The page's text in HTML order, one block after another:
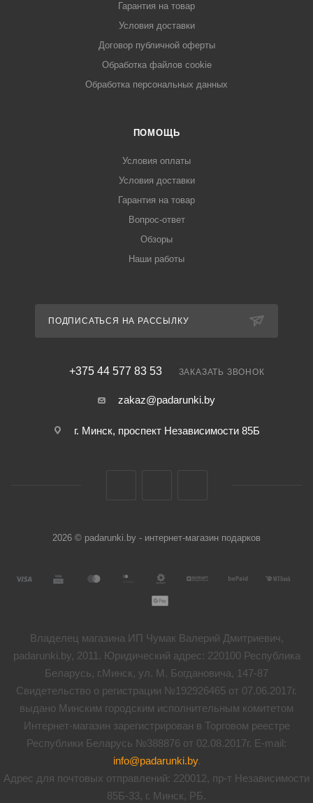
Гарантия на товар
Условия доставки
Договор публичной оферты
Обработка файлов cookie
Обработка персональных данных
ПОМОЩЬ
Условия оплаты
Условия доставки
Гарантия на товар
Вопрос-ответ
Обзоры
Наши работы
ПОДПИСАТЬСЯ НА РАССЫЛКУ
+375 44 577 83 53 ЗАКАЗАТЬ ЗВОНОК
zakaz@padarunki.by
г. Минск, проспект Независимости 85Б
2026 © padarunki.by - интернет-магазин подарков
Владелец магазина ИП Чумак Валерий Дмитриевич,
padarunki.by, 2011. Юридический адрес: 220100 Республика
Беларусь, г.Минск, ул. М. Богдановича, 147-87
Свидетельство о регистрации №192926465 от 07.06.2017г.
выдано Минским городским исполнительным комитетом
Интернет-магазин зарегистрирован в Торговом реестре
Республики Беларусь №388876 от 02.08.2017г. E-mail:
info@padarunki.by.
Адрес для почтовых отправлений: 220012, пр-т Независимости
85Б-33, г. Минск, РБ.